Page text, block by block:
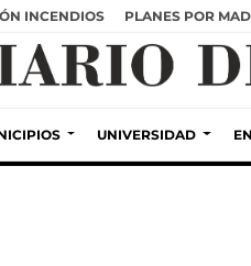
INCENDIOS PLANES POR
UNIVERSIDAD